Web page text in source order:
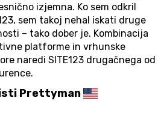
izjemna. Ko sem odkril
sem takoj nehal iskati druge
– tako dober je. Kombinacija
platforme in vrhunske
naredi SITE123 drugačnega od
Prettyman